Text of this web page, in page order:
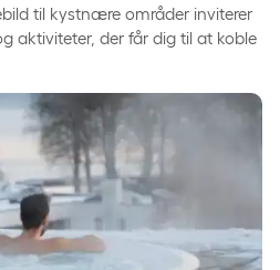
til kystnære områder inviterer
aktiviteter, der får dig til at koble